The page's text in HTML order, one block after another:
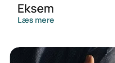
Eksem
Læs mere